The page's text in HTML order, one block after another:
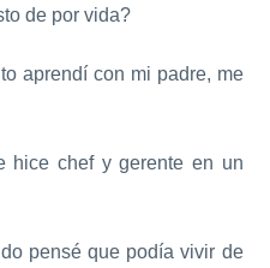
de por vida?
aprendí con mi padre, me
hice chef y gerente en un
pensé que podía vivir de